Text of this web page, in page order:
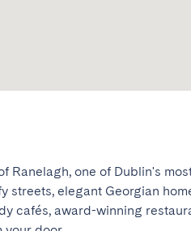
Ranelagh, one of Dublin's
streets, elegant Georgian
cafés, award-winning